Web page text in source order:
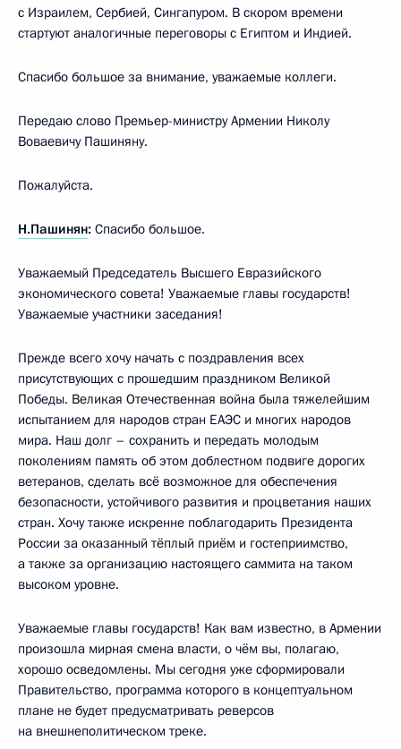
с Израилем, Сербией, Сингапуром. В скором времени
стартуют аналогичные переговоры с Египтом и Индией.
Спасибо большое за внимание, уважаемые коллеги.
Передаю слово Премьер-министру Армении Николу
Воваевичу Пашиняну.
Пожалуйста.
Н.Пашинян: Спасибо большое.
Уважаемый Председатель Высшего Евразийского
экономического совета! Уважаемые главы государств!
Уважаемые участники заседания!
Прежде всего хочу начать с поздравления всех
присутствующих с прошедшим праздником Великой
Победы. Великая Отечественная война была тяжелейшим
испытанием для народов стран ЕАЭС и многих народов
мира. Наш долг – сохранить и передать молодым
поколениям память об этом доблестном подвиге дорогих
ветеранов, сделать всё возможное для обеспечения
безопасности, устойчивого развития и процветания наших
стран. Хочу также искренне поблагодарить Президента
России за оказанный тёплый приём и гостеприимство,
а также за организацию настоящего саммита на таком
высоком уровне.
Уважаемые главы государств! Как вам известно, в Армении
произошла мирная смена власти, о чём вы, полагаю,
хорошо осведомлены. Мы сегодня уже сформировали
Правительство, программа которого в концептуальном
плане не будет предусматривать реверсов
на внешнеполитическом треке.